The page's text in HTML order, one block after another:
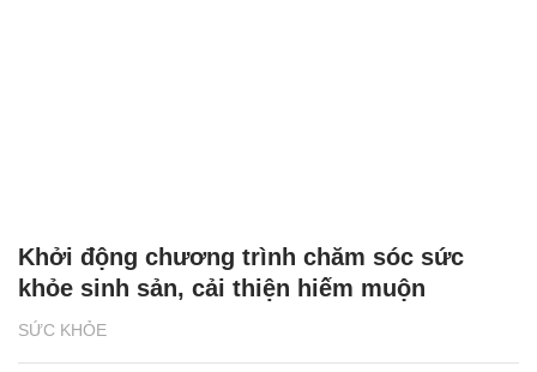
SỨC KHỎE
Khởi động chương trình chăm sóc sức
khỏe sinh sản, cải thiện hiếm muộn